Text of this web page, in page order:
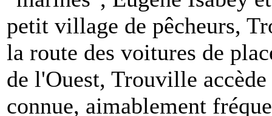
petit village de pêcheurs,
la route des voitures de
de l'Ouest, Trouville
connue, aimablement